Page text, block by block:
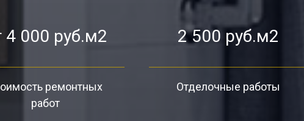
4 000 руб.м2
ремонтных
работ
2 500 руб.м2
Отделочные работы